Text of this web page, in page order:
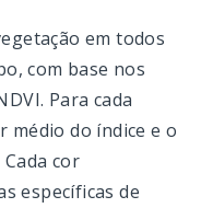
em todos
com base nos
Para cada
médio do índice e o
cor
específicas de